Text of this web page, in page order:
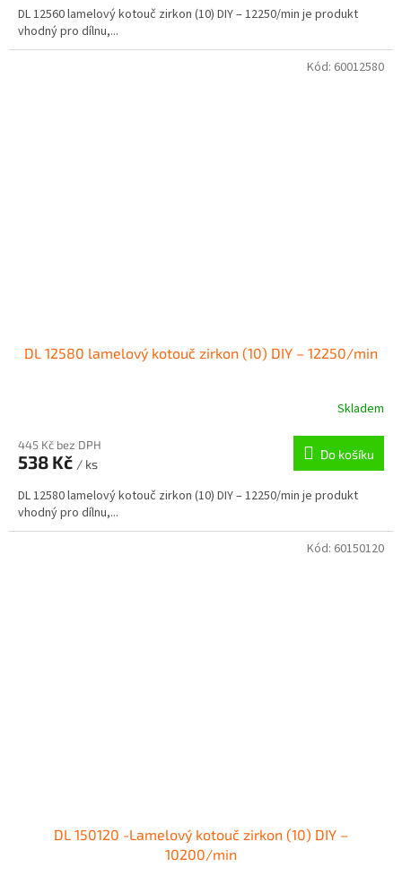
DL 12560 lamelový kotouč zirkon (10) DIY – 12250/min je produkt
vhodný pro dílnu,...
DL 12580 lamelový kotouč zirkon (10) DIY – 12250/min
Skladem
445 Kč bez DPH
538 Kč / ks
Do košíku
DL 12580 lamelový kotouč zirkon (10) DIY – 12250/min je produkt
vhodný pro dílnu,...
Kód: 60012580
DL 150120 -Lamelový kotouč zirkon (10) DIY –
10200/min
Kód: 60150120